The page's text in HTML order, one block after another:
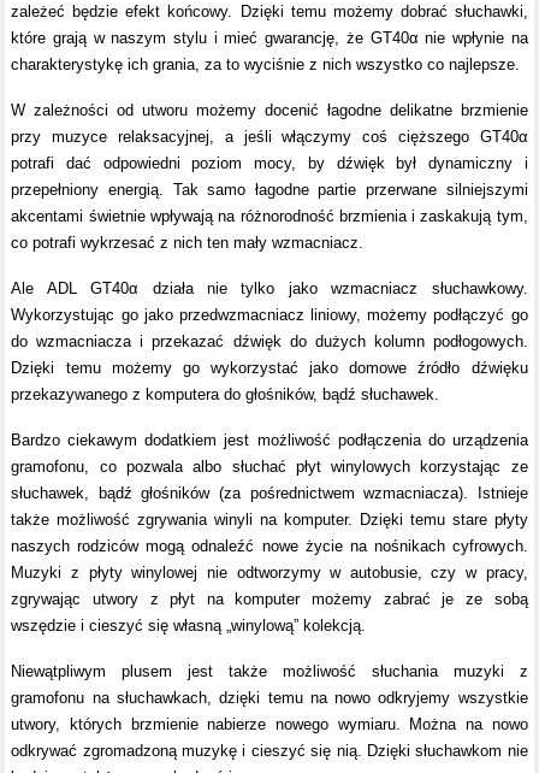
zależeć będzie efekt końcowy. Dzięki temu możemy dobrać słuchawki,
które grają w naszym stylu i mieć gwarancję, że GT40α nie wpłynie na
charakterystykę ich grania, za to wyciśnie z nich wszystko co najlepsze.
W zależności od utworu możemy docenić łagodne delikatne brzmienie
przy muzyce relaksacyjnej, a jeśli włączymy coś cięższego GT40α
potrafi dać odpowiedni poziom mocy, by dźwięk był dynamiczny i
przepełniony energią. Tak samo łagodne partie przerwane silniejszymi
akcentami świetnie wpływają na różnorodność brzmienia i zaskakują tym,
co potrafi wykrzesać z nich ten mały wzmacniacz.
Ale ADL GT40α działa nie tylko jako wzmacniacz słuchawkowy.
Wykorzystując go jako przedwzmacniacz liniowy, możemy podłączyć go
do wzmacniacza i przekazać dźwięk do dużych kolumn podłogowych.
Dzięki temu możemy go wykorzystać jako domowe źródło dźwięku
przekazywanego z komputera do głośników, bądź słuchawek.
Bardzo ciekawym dodatkiem jest możliwość podłączenia do urządzenia
gramofonu, co pozwala albo słuchać płyt winylowych korzystając ze
słuchawek, bądź głośników (za pośrednictwem wzmacniacza). Istnieje
także możliwość zgrywania winyli na komputer. Dzięki temu stare płyty
naszych rodziców mogą odnaleźć nowe życie na nośnikach cyfrowych.
Muzyki z płyty winylowej nie odtworzymy w autobusie, czy w pracy,
zgrywając utwory z płyt na komputer możemy zabrać je ze sobą
wszędzie i cieszyć się własną „winylową” kolekcją.
Niewątpliwym plusem jest także możliwość słuchania muzyki z
gramofonu na słuchawkach, dzięki temu na nowo odkryjemy wszystkie
utwory, których brzmienie nabierze nowego wymiaru. Można na nowo
odkrywać zgromadzoną muzykę i cieszyć się nią. Dzięki słuchawkom nie